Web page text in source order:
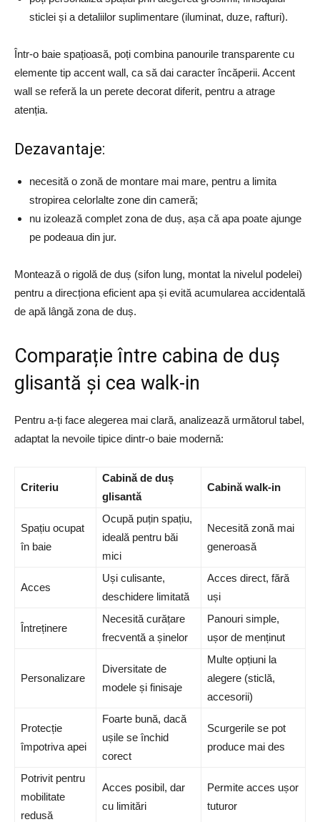
sticlei și a detaliilor suplimentare (iluminat, duze, rafturi).
Într-o baie spațioasă, poți combina panourile transparente cu
elemente tip accent wall, ca să dai caracter încăperii. Accent
wall se referă la un perete decorat diferit, pentru a atrage
atenția.
Dezavantaje:
necesită o zonă de montare mai mare, pentru a limita
stropirea celorlalte zone din cameră;
nu izolează complet zona de duș, așa că apa poate ajunge
pe podeaua din jur.
Montează o rigolă de duș (sifon lung, montat la nivelul podelei)
pentru a direcționa eficient apa și evită acumularea accidentală
de apă lângă zona de duș.
Comparație între cabina de duș
glisantă și cea walk-in
Pentru a-ți face alegerea mai clară, analizează următorul tabel,
adaptat la nevoile tipice dintr-o baie modernă:
Criteriu
Cabină de duș
glisantă
Cabină walk-in
Spațiu ocupat
în baie
Ocupă puțin spațiu,
ideală pentru băi
mici
Necesită zonă mai
generoasă
Acces
Uși culisante,
deschidere limitată
Acces direct, fără
uși
Întreținere
Necesită curățare
frecventă a șinelor
Panouri simple,
ușor de menținut
Personalizare
Diversitate de
modele și finisaje
Multe opțiuni la
alegere (sticlă,
accesorii)
Protecție
împotriva apei
Foarte bună, dacă
ușile se închid
corect
Scurgerile se pot
produce mai des
Potrivit pentru
mobilitate
redusă
Acces posibil, dar
cu limitări
Permite acces ușor
tuturor